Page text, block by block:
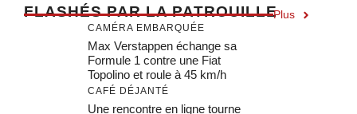
FLASHÉS PAR LA PATROUILLEPlus
CAMÉRA EMBARQUÉE
Max Verstappen échange sa
Formule 1 contre une Fiat
Topolino et roule à 45 km/h
CAFÉ DÉJANTÉ
Une rencontre en ligne tourne